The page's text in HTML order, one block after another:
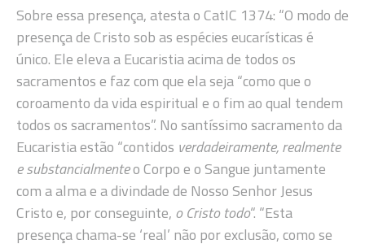
Sobre essa presença, atesta o CatIC 1374: “O modo de
presença de Cristo sob as espécies eucarísticas é
único. Ele eleva a Eucaristia acima de todos os
sacramentos e faz com que ela seja “como que o
coroamento da vida espiritual e o fim ao qual tendem
todos os sacramentos”. No santíssimo sacramento da
Eucaristia estão “contidos verdadeiramente, realmente
e substancialmenteo Corpo e o Sangue juntamente
com a alma e a divindade de Nosso Senhor Jesus
Cristo e, por conseguinte, o Cristo todo“. “Esta
presença chama-se ‘real’ não por exclusão, como se